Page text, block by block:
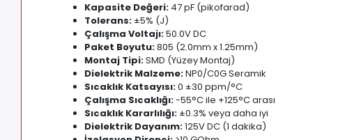
Kapasite Değeri: 47 pF (pikofarad)
Tolerans: ±5% (J)
Çalışma Voltajı:50.0V DC
Paket Boyutu:805 (2.0mm x 1.25mm)
Montaj Tipi:SMD (Yüzey Montaj)
Dielektrik Malzeme:NP0/C0G Seramik
Sıcaklık Katsayısı:0 ±30 ppm/°C
Çalışma Sıcaklığı:-55°C ile +125°C arası
Sıcaklık Kararlılığı: ±0.3% veya daha iyi
Dielektrik Dayanım:125V DC (1 dakika)